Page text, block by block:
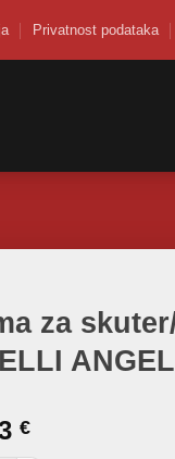
Privatnost podataka
za
€